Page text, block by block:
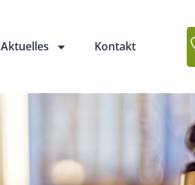
Aktuelles Kontakt